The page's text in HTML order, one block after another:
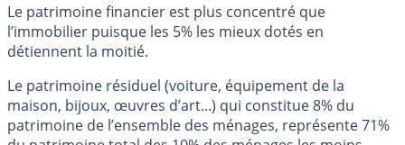
Le patrimoine financier est plus concentré que
l’immobilier puisque les 5% les mieux dotés en
détiennent la moitié.
Le patrimoine résiduel (voiture, équipement de la
maison, bijoux, œuvres d’art...) qui constitue 8% du
patrimoine de l’ensemble des ménages, représente 71%